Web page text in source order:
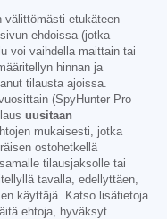
välittömästi etukäteen
ehdoissa (jotka
voi vaihdella maittain tai
hinnan ja
tilausta ajoissa.
(SpyHunter Pro
uusitaan
mukaisesti, jotka
ostohetkellä
tilausjaksolle tai
tavalla, edellyttäen,
käyttäjä. Katso lisätietoja
ehtoja, hyväksyt